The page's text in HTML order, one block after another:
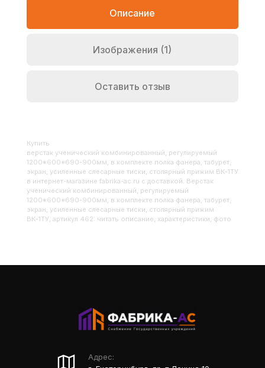
Описание
Изображения (1)
Оставить отзыв
Купить
Верстак ученический комбинированный, регулируемый
1200*600*690-900мм, в комплекте полка фанера, табурет,
экран, усиленные слесарные тиски, столярный прижим ВК-1ТУ
в интернет-магазине fabrika-ac.ru с доставкой. Верстак
ученический комбинированный, регулируемый
1200*600*690-900мм, в комплекте полка фанера, табурет,
экран, усиленные слесарные тиски, столярный прижим
ВК-1ТУ, артикул 462: читать описание, характеристики, фото
Адрес: